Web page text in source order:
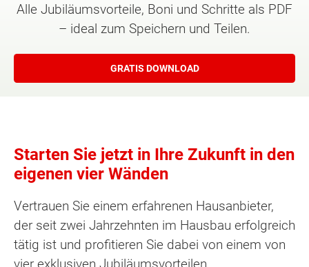
Alle Jubiläumsvorteile, Boni und Schritte als PDF
– ideal zum Speichern und Teilen.
GRATIS DOWNLOAD
Starten Sie jetzt in Ihre Zukunft in den
eigenen vier Wänden
Vertrauen Sie einem erfahrenen Hausanbieter,
der seit zwei Jahrzehnten im Hausbau erfolgreich
tätig ist und profitieren Sie dabei von einem von